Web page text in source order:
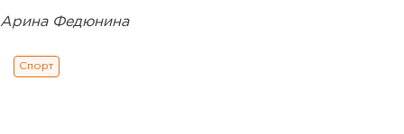
Арина Федюнина
Спорт